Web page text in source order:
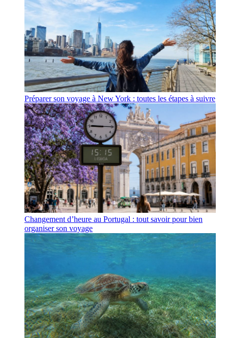
Préparer son voyage à New York : toutes les étapes à suivre
Changement d’heure au Portugal : tout savoir pour bien
organiser son voyage